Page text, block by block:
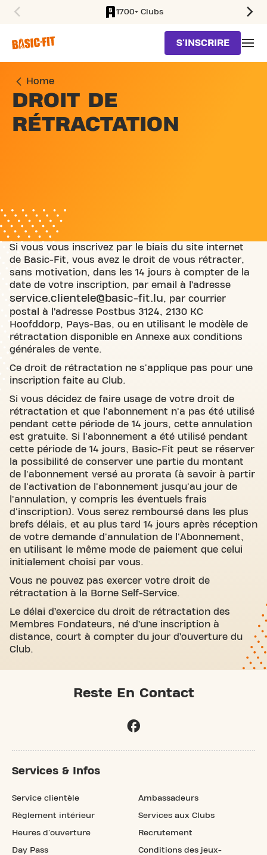
1700+ Clubs
S'INSCRIRE
Home
DROIT DE
RÉTRACTATION
Si vous vous inscrivez par le biais du site internet
de Basic-Fit, vous avez le droit de vous rétracter,
sans motivation, dans les 14 jours à compter de la
date de votre inscription, par email à l’adresse
service.clientele@basic-fit.lu, par courrier
postal à l’adresse Postbus 3124, 2130 KC
Hoofddorp, Pays-Bas, ou en utilisant le modèle de
rétractation disponible en Annexe aux conditions
générales de vente.
Ce droit de rétractation ne s'applique pas pour une
inscription faite au Club.
Si vous décidez de faire usage de votre droit de
rétractation et que l'abonnement n'a pas été utilisé
pendant cette période de 14 jours, cette annulation
est gratuite. Si l'abonnement a été utilisé pendant
cette période de 14 jours, Basic-Fit peut se réserver
la possibilité de conserver une partie du montant
de l'abonnement versé au prorata (à savoir à partir
de l'activation de l'abonnement jusqu'au jour de
l'annulation, y compris les éventuels frais
d'inscription). Vous serez remboursé dans les plus
brefs délais, et au plus tard 14 jours après réception
de votre demande d'annulation de l'Abonnement,
en utilisant le même mode de paiement que celui
initialement choisi par vous.
Vous ne pouvez pas exercer votre droit de
rétractation à la Borne Self-Service.
Le délai d’exercice du droit de rétractation des
Membres Fondateurs, né d’une inscription à
distance, court à compter du jour d’ouverture du
Club.
Reste En Contact
Services & Infos
Service clientèle
Règlement intérieur
Heures d'ouverture
Day Pass
Ambassadeurs
Services aux Clubs
Recrutement
Conditions des jeux-